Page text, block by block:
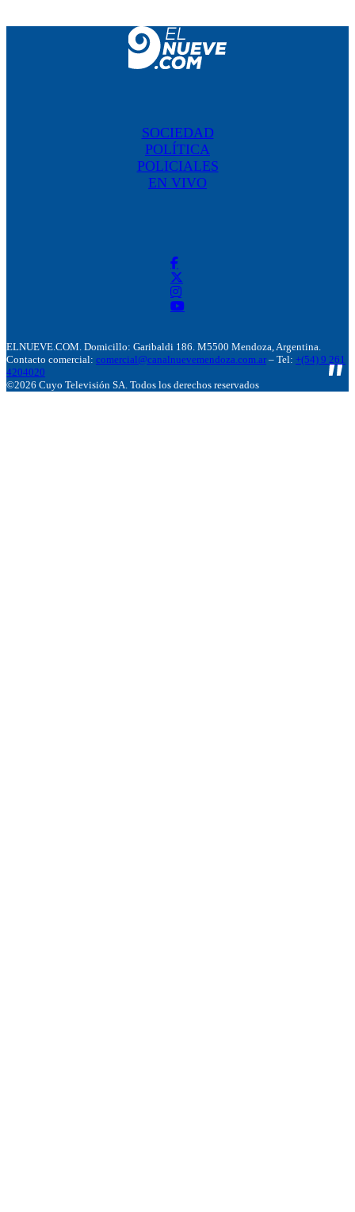
SOCIEDAD
POLÍTICA
POLICIALES
EN VIVO
ELNUEVE.COM. Domicillo: Garibaldi 186. M5500 Mendoza, Argentina.
Contacto comercial: comercial@canalnuevemendoza.com.ar – Tel: +(54) 9 261
4204020
©2026 Cuyo Televisión SA. Todos los derechos reservados